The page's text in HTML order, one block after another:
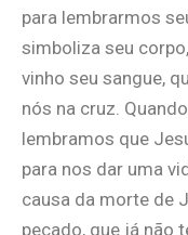
para lembrarmos
simboliza seu
vinho seu sangue,
nós na cruz.
lembramos que
para nos dar uma
causa da morte de
pecado, que já não